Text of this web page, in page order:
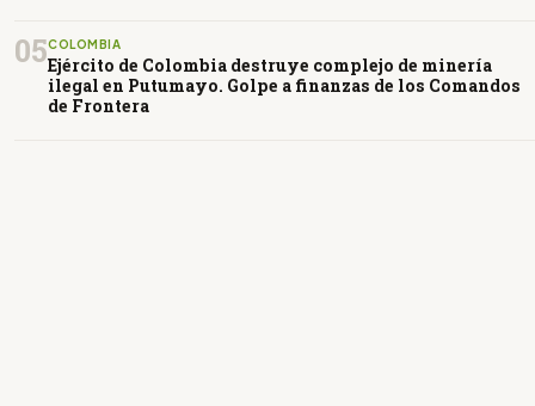
05COLOMBIA
Ejército de Colombia destruye complejo de minería
ilegal en Putumayo. Golpe a finanzas de los Comandos
de Frontera